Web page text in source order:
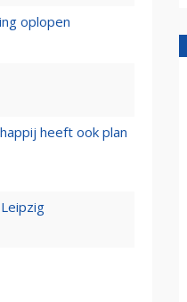
oplopen
heeft ook plan